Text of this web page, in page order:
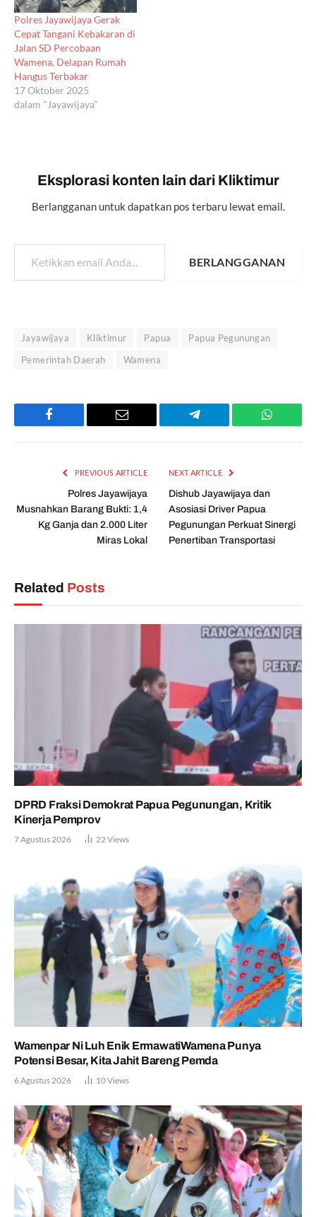
Polres Jayawijaya Gerak
Cepat Tangani Kebakaran di
Jalan SD Percobaan
Wamena, Delapan Rumah
Hangus Terbakar
17 Oktober 2025
dalam "Jayawijaya"
Eksplorasi konten lain dari Kliktimur
Berlangganan untuk dapatkan pos terbaru lewat email.
Ketikkan email Anda...
BERLANGGANAN
Jayawijaya Kliktimur Papua
Papua Pegunungan
Pemerintah Daerah
Wamena
Facebook Email Telegram
PREVIOUS ARTICLE
Polres Jayawijaya
Musnahkan Barang Bukti: 1,4
Kg Ganja dan 2.000 Liter
Miras Lokal
NEXT ARTICLE
Dishub Jayawijaya dan
Asosiasi Driver Papua
Pegunungan Perkuat Sinergi
Penertiban Transportasi
Related Posts
DPRD Fraksi Demokrat Papua Pegunungan, Kritik
Kinerja Pemprov
7 Agustus 2026 22Views
Wamenpar Ni Luh Enik ErmawatiWamena Punya
Potensi Besar, Kita Jahit Bareng Pemda
6 Agustus 2026 10Views